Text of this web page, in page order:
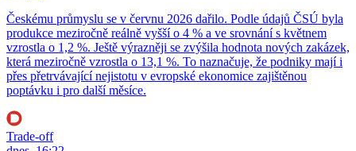
Českému průmyslu se v červnu 2026 dařilo. Podle údajů ČSÚ byla
produkce meziročně reálně vyšší o 4 % a ve srovnání s květnem
vzrostla o 1,2 %. Ještě výrazněji se zvýšila hodnota nových zakázek,
která meziročně vzrostla o 13,1 %. To naznačuje, že podniky mají i
přes přetrvávající nejistotu v evropské ekonomice zajištěnou
poptávku i pro další měsíce.
Trade-off